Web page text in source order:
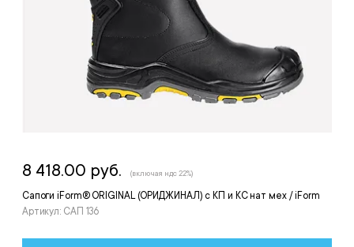
Сапоги iForm® ORIGINAL (ОРИДЖИНАЛ) с КП и КС нат мех / iForm
Артикул: САП 136
8 418.00 руб. (включая ндс 22%)